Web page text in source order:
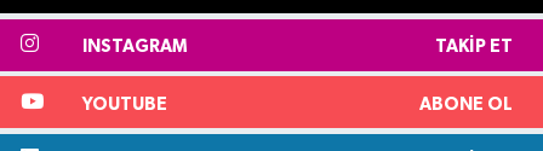
INSTAGRAM TAKIP ET
YOUTUBE ABONE OL